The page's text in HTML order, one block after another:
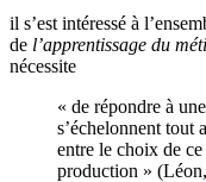
il s’est intéressé à
de l’apprentissage du
nécessite
« de répondre à
s’échelonnent tout
entre le choix de
production »